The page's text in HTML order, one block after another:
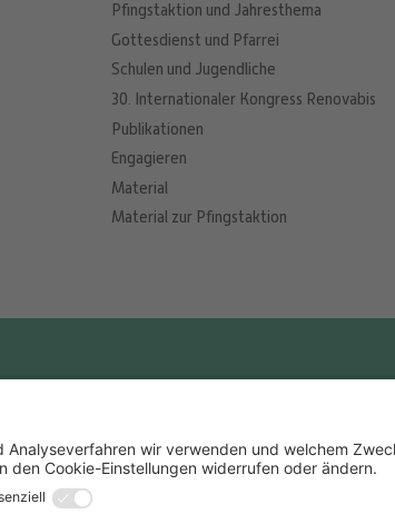
Pfingstaktion und Jahresthema
Gottesdienst und Pfarrei
Schulen und Jugendliche
30. Internationaler Kongress Renovabis
Publikationen
Engagieren
Material
Material zur Pfingstaktion
presse@renovabis.de
Tel: (08161) 5309-49
Tel: (08161)